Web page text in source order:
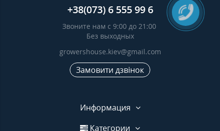
+38(073) 6 555 99 6
Звоните нам с 9:00 до 21:00
Без выходных
growershouse.kiev@gmail.com
Замовити дзвінок
Информация
Категории